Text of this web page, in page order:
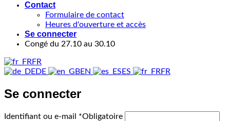
Contact
Formulaire de contact
Heures d'ouverture et accès
Se connecter
Congé du 27.10 au 30.10
FR
DE
EN ES FR
Se connecter
Identifiant ou e-mail *Obligatoire